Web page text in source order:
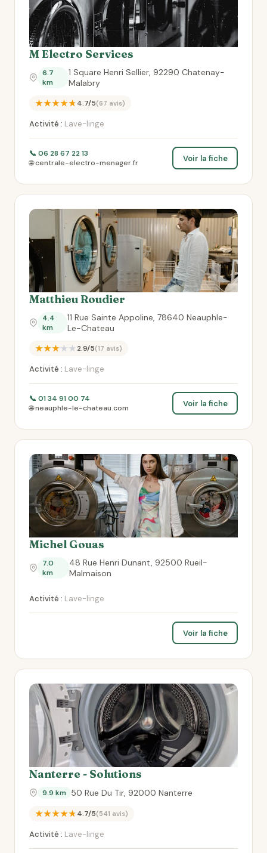
M Electro Services
6.7
km
1 Square Henri Sellier, 92290 Chatenay-
Malabry
★★★★★4.7/5(67 avis)
Activité : Lave-linge
📞 06 28 67 22 13
🌐 centrale-electro-menager.fr
Voir la fiche
Matthieu Roudier
4.4
km
11 Rue Sainte Appoline, 78640 Neauphle-
Le-Chateau
★★★★★2.9/5(17 avis)
Activité : Lave-linge
📞 01 34 91 00 74
🌐 neauphle-le-chateau.com
Voir la fiche
Michel Gouas
7.0
km
48 Rue Henri Dunant, 92500 Rueil-
Malmaison
Activité : Lave-linge
Voir la fiche
Nanterre - Solutions
9.9 km 50 Rue Du Tir, 92000 Nanterre
★★★★★4.7/5(541 avis)
Activité : Lave-linge